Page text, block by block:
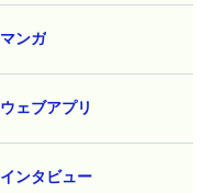
マンガ
ウェブアプリ
インタビュー